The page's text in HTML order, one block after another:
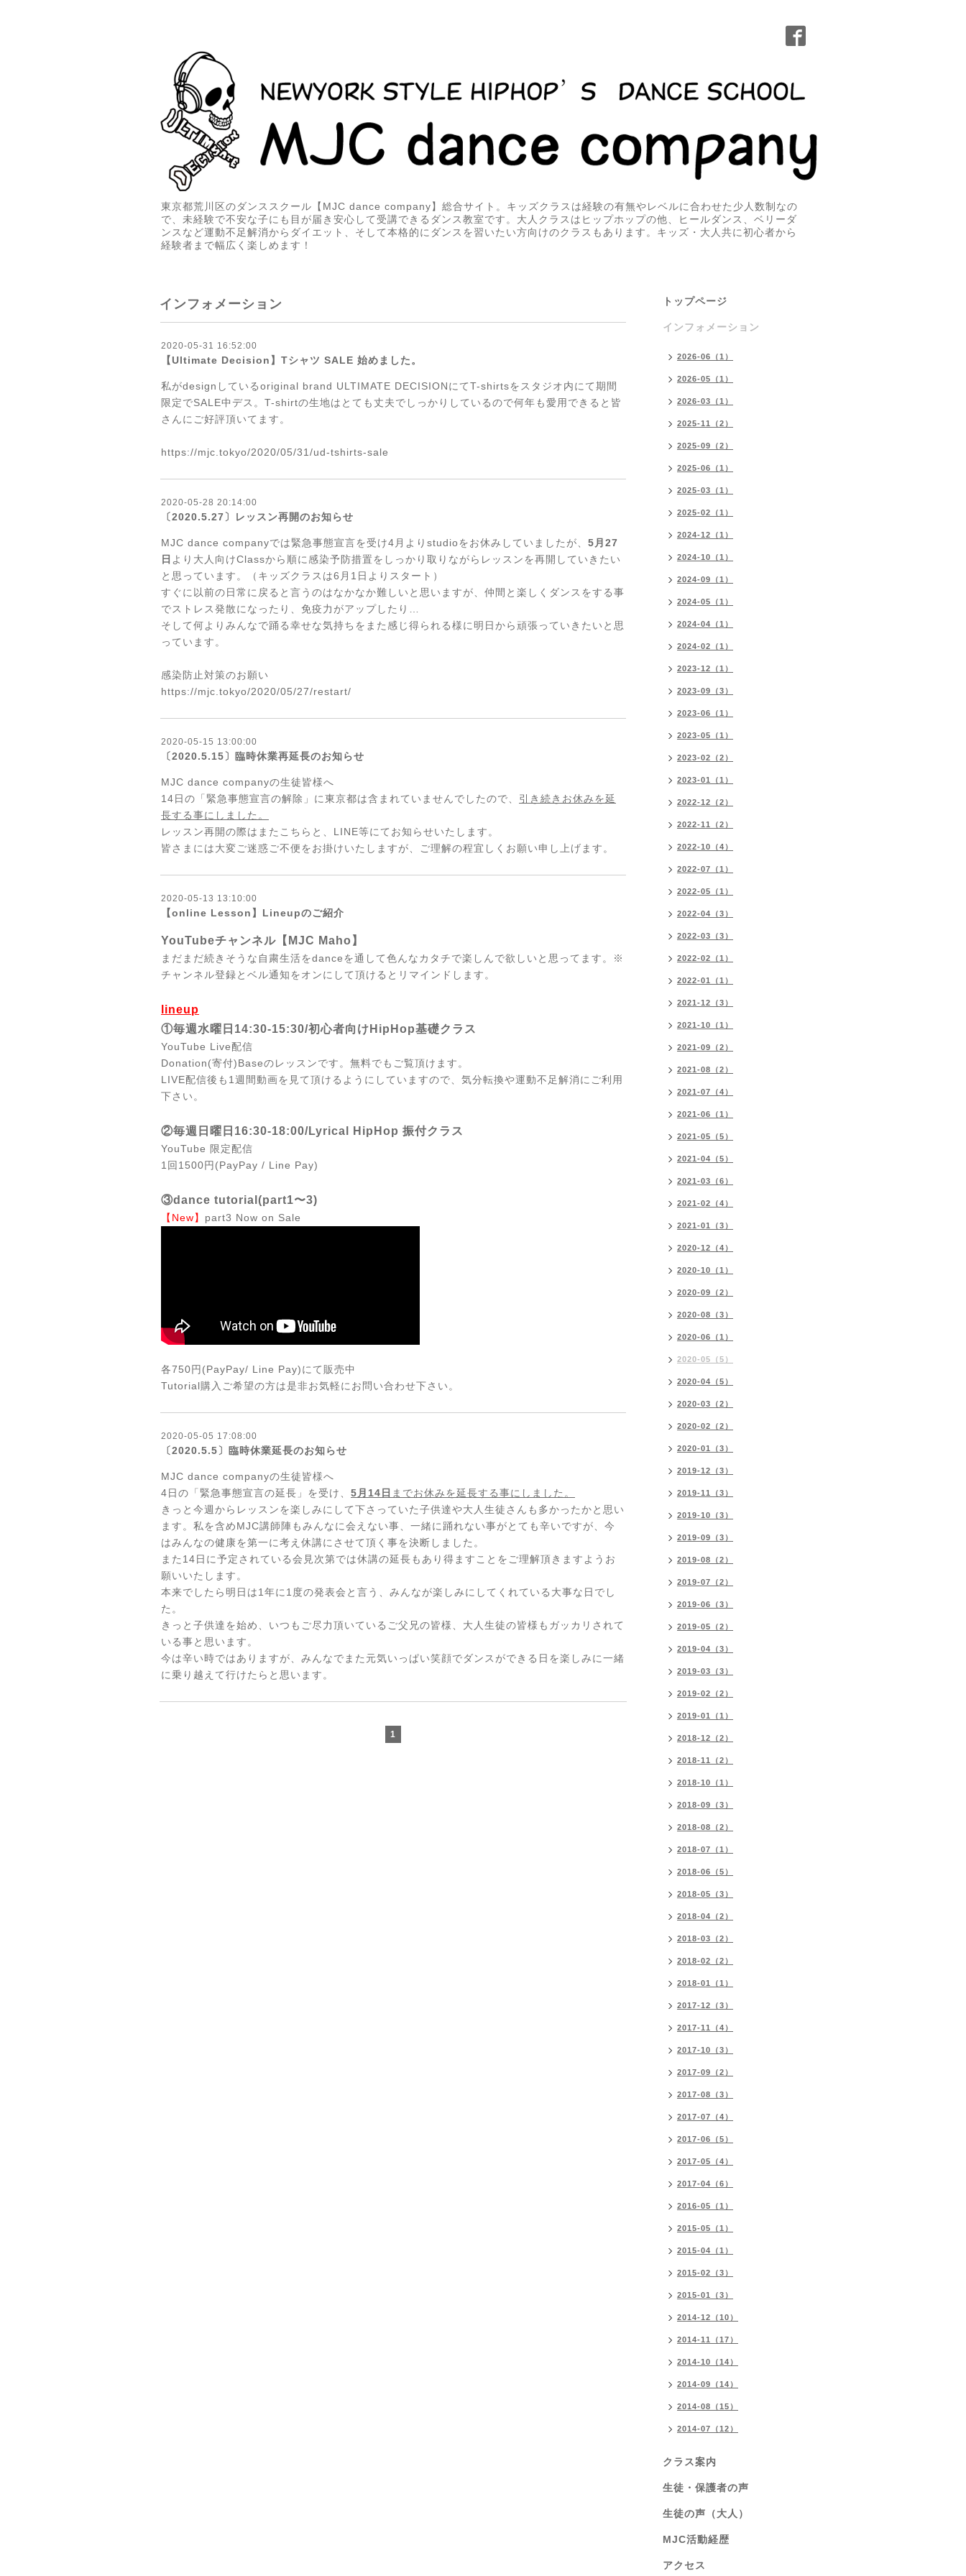
東京都荒川区のダンススクール【MJC dance company】総合サイト。キッズクラスは経験の有無やレベルに合わせた少人数制なの
で、未経験で不安な子にも目が届き安心して受講できるダンス教室です。大人クラスはヒップホップの他、ヒールダンス、ベリーダ
ンスなど運動不足解消からダイエット、そして本格的にダンスを習いたい方向けのクラスもあります。キッズ・大人共に初心者から
経験者まで幅広く楽しめます！
インフォメーション
2020-05-31 16:52:00
【Ultimate Decision】Tシャツ SALE 始めました。
私がdesignしているoriginal brand ULTIMATE DECISIONにてT-shirtsをスタジオ内にて期間
限定でSALE中デス。T-shirtの生地はとても丈夫でしっかりしているので何年も愛用できると皆
さんにご好評頂いてます。
https://mjc.tokyo/2020/05/31/ud-tshirts-sale
2020-05-28 20:14:00
〔2020.5.27〕レッスン再開のお知らせ
MJC dance companyでは緊急事態宣言を受け4月よりstudioをお休みしていましたが、 5月27
日 より大人向けClassから順に感染予防措置をしっかり取りながらレッスンを再開していきたい
と思っています。（キッズクラスは6月1日よりスタート）
すぐに以前の日常に戻ると言うのはなかなか難しいと思いますが、仲間と楽しくダンスをする事
でストレス発散になったり、免疫力がアップしたり…
そして何よりみんなで踊る幸せな気持ちをまた感じ得られる様に明日から頑張っていきたいと思
っています。
感染防止対策のお願い
https://mjc.tokyo/2020/05/27/restart/
2020-05-15 13:00:00
〔2020.5.15〕臨時休業再延長のお知らせ
MJC dance companyの生徒皆様へ
14日の「緊急事態宣言の解除」に東京都は含まれていませんでしたので、 引き続きお休みを延
長する事にしました。
レッスン再開の際はまたこちらと、LINE等にてお知らせいたします。
皆さまには大変ご迷惑ご不便をお掛けいたしますが、ご理解の程宜しくお願い申し上げます。
2020-05-13 13:10:00
【online Lesson】Lineupのご紹介
YouTubeチャンネル【MJC Maho】
まだまだ続きそうな自粛生活をdanceを通して色んなカタチで楽しんで欲しいと思ってます。※
チャンネル登録とベル通知をオンにして頂けるとリマインドします。
lineup
①毎週水曜日14:30-15:30/初心者向けHipHop基礎クラス
YouTube Live配信
Donation(寄付)Baseのレッスンです。無料でもご覧頂けます。
LIVE配信後も1週間動画を見て頂けるようにしていますので、気分転換や運動不足解消にご利用
下さい。
②毎週日曜日16:30-18:00/Lyrical HipHop 振付クラス
YouTube 限定配信
1回1500円(PayPay / Line Pay)
③dance tutorial(part1〜3)
【New】 part3 Now on Sale
各750円(PayPay/ Line Pay)にて販売中
Tutorial購入ご希望の方は是非お気軽にお問い合わせ下さい。
2020-05-05 17:08:00
〔2020.5.5〕臨時休業延長のお知らせ
MJC dance companyの生徒皆様へ
4日の「緊急事態宣言の延長」 を受け、 5月14日 までお休みを延長する事にしました。
きっと今週からレッスンを楽しみにして下さっていた子供達や大人 生徒さんも多かったかと思い
ます。私を含めMJC講師陣もみんなに会えない事、 一緒に踊れない事がとても辛いですが、 今
はみんなの健康を第一に考え休講にさせて頂く事を決断しました 。
また14日に予定されている会見次第では休講の延長もあり得ます ことをご理解頂きますようお
願いいたします。
本来でしたら明日は1年に1度の発表会と言う、 みんなが楽しみにしてくれている大事な日でし
た。
きっと子供達を始め、いつもご尽力頂いているご父兄の皆様、 大人生徒の皆様もガッカリされて
いる事と思います。
今は辛い時ではありますが、 みんなでまた元気いっぱい笑顔でダンスができる日を楽しみに一緒
に乗り越えて行けたらと思います。
1
トップページ
インフォメーション
2026-06（1）
2026-05（1）
2026-03（1）
2025-11（2）
2025-09（2）
2025-06（1）
2025-03（1）
2025-02（1）
2024-12（1）
2024-10（1）
2024-09（1）
2024-05（1）
2024-04（1）
2024-02（1）
2023-12（1）
2023-09（3）
2023-06（1）
2023-05（1）
2023-02（2）
2023-01（1）
2022-12（2）
2022-11（2）
2022-10（4）
2022-07（1）
2022-05（1）
2022-04（3）
2022-03（3）
2022-02（1）
2022-01（1）
2021-12（3）
2021-10（1）
2021-09（2）
2021-08（2）
2021-07（4）
2021-06（1）
2021-05（5）
2021-04（5）
2021-03（6）
2021-02（4）
2021-01（3）
2020-12（4）
2020-10（1）
2020-09（2）
2020-08（3）
2020-06（1）
2020-05（5）
2020-04（5）
2020-03（2）
2020-02（2）
2020-01（3）
2019-12（3）
2019-11（3）
2019-10（3）
2019-09（3）
2019-08（2）
2019-07（2）
2019-06（3）
2019-05（2）
2019-04（3）
2019-03（3）
2019-02（2）
2019-01（1）
2018-12（2）
2018-11（2）
2018-10（1）
2018-09（3）
2018-08（2）
2018-07（1）
2018-06（5）
2018-05（3）
2018-04（2）
2018-03（2）
2018-02（2）
2018-01（1）
2017-12（3）
2017-11（4）
2017-10（3）
2017-09（2）
2017-08（3）
2017-07（4）
2017-06（5）
2017-05（4）
2017-04（6）
2016-05（1）
2015-05（1）
2015-04（1）
2015-02（3）
2015-01（3）
2014-12（10）
2014-11（17）
2014-10（14）
2014-09（14）
2014-08（15）
2014-07（12）
クラス案内
生徒・保護者の声
生徒の声（大人）
MJC活動経歴
アクセス